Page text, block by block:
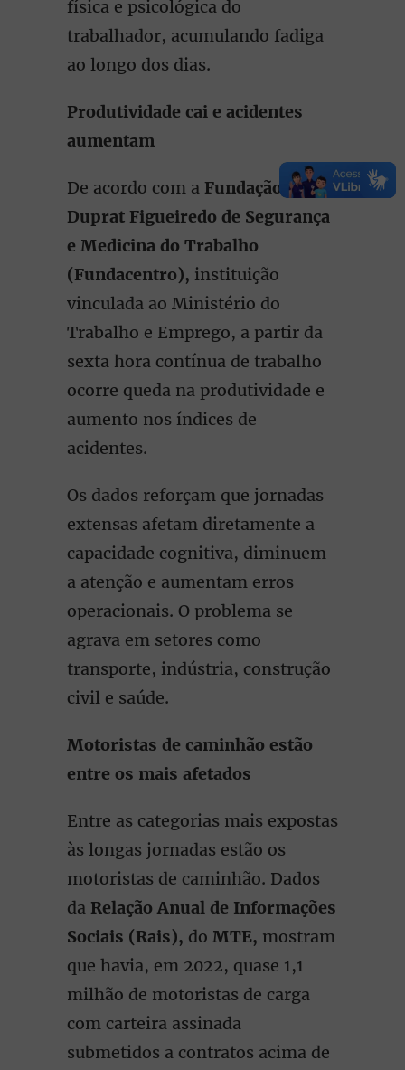
física e psicológica do
trabalhador, acumulando fadiga
ao longo dos dias.
Produtividade cai e acidentes
aumentam
De acordo com a Fundação Jorge
Duprat Figueiredo de Segurança
e Medicina do Trabalho
(Fundacentro), instituição
vinculada ao Ministério do
Trabalho e Emprego, a partir da
sexta hora contínua de trabalho
ocorre queda na produtividade e
aumento nos índices de
acidentes.
Os dados reforçam que jornadas
extensas afetam diretamente a
capacidade cognitiva, diminuem
a atenção e aumentam erros
operacionais. O problema se
agrava em setores como
transporte, indústria, construção
civil e saúde.
Motoristas de caminhão estão
entre os mais afetados
Entre as categorias mais expostas
às longas jornadas estão os
motoristas de caminhão. Dados
da Relação Anual de Informações
Sociais (Rais), do MTE, mostram
que havia, em 2022, quase 1,1
milhão de motoristas de carga
com carteira assinada
submetidos a contratos acima de